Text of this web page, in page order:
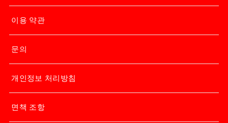
이용 약관
문의
개인정보 처리방침
면책 조항